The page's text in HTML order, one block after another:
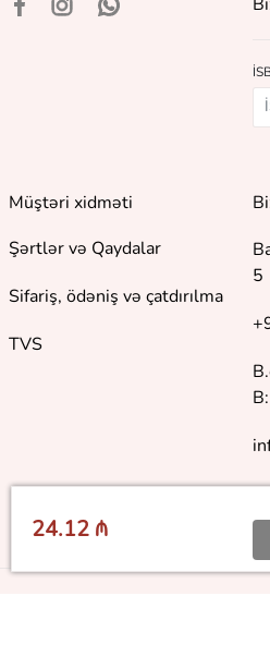
24.12 ₼
Müştəri xidməti
Şərtlər və Qaydalar
Sifariş, ödəniş və çatdırılma
TVS
5